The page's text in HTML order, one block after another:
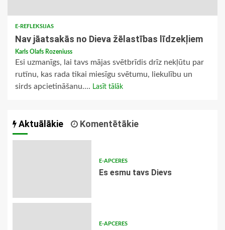
E-REFLEKSIJAS
Nav jāatsakās no Dieva žēlastības līdzekļiem
Karls Olafs Rozeniuss
Esi uzmanīgs, lai tavs mājas svētbrīdis drīz nekļūtu par
rutīnu, kas rada tikai miesīgu svētumu, liekulību un
sirds apcietināšanu.... Lasīt tālāk
Aktuālākie Komentētākie
E-APCERES
Es esmu tavs Dievs
E-APCERES